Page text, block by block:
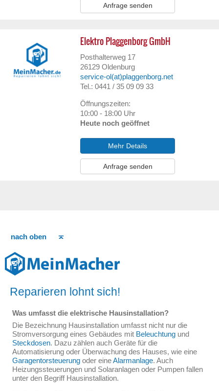
Anfrage senden
Elektro Plaggenborg GmbH
Posthalterweg 17
26129 Oldenburg
service-ol(at)plaggenborg.net
Tel.: 0441 / 35 09 09 33
Öffnungszeiten:
10:00 - 18:00 Uhr
Heute noch geöffnet
Mehr Details
Anfrage senden
nach oben
Reparieren lohnt sich!
Was umfasst die elektrische Hausinstallation?
Die Bezeichnung Hausinstallation umfasst nicht nur die
Stromversorgung eines Gebäudes mit Beleuchtung und
Steckdosen. Dazu zählen auch Geräte für die
Automatisierung oder Überwachung des Hauses, wie eine
Garagentorsteuerung oder eineAlarmanlage. Auch
Heizungssteuerungen und Solaranlagen oder Pumpen fallen
unter den Begriff Hausinstallation.